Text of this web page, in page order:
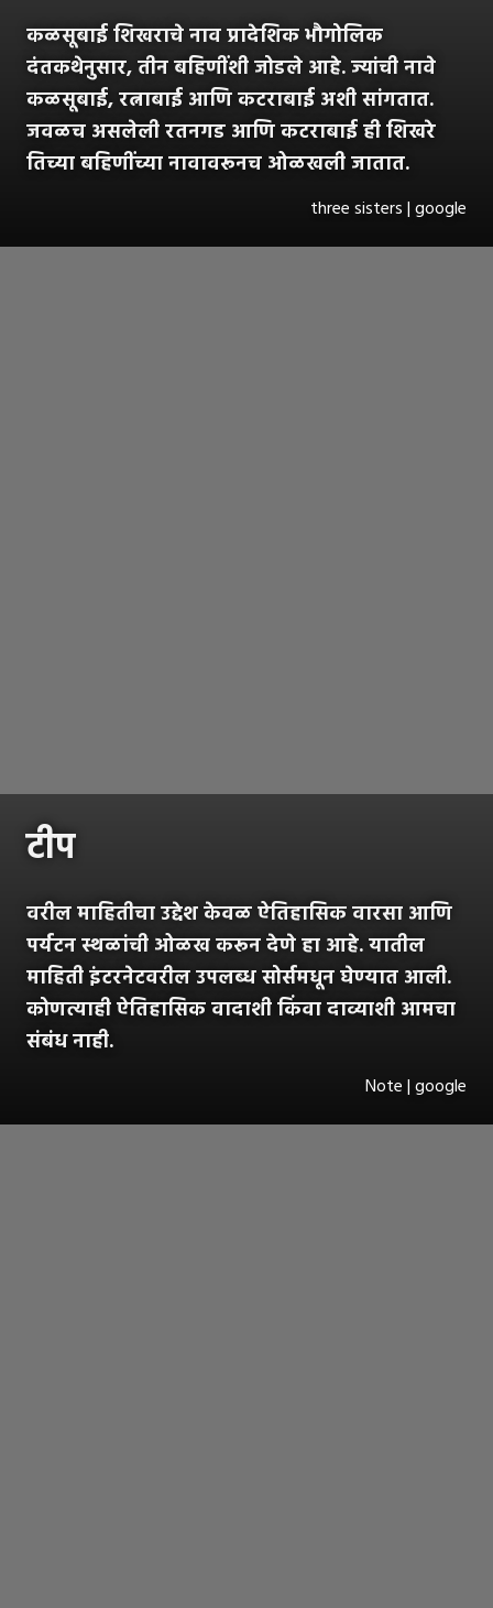
कळसूबाई शिखराचे नाव प्रादेशिक भौगोलिक
दंतकथेनुसार, तीन बहि‍णींशी जोडले आहे. ज्यांची नावे
कळसूबाई, रत्नाबाई आणि कटराबाई अशी सांगतात.
जवळच असलेली रतनगड आणि कटराबाई ही शिखरे
तिच्या बहिणींच्या नावावरूनच ओळखली जातात.
three sisters | google
टीप
वरील माहितीचा उद्देश केवळ ऐतिहासिक वारसा आणि
पर्यटन स्थळांची ओळख करून देणे हा आहे. यातील
माहिती इंटरनेटवरील उपलब्ध सोर्समधून घेण्यात आली.
कोणत्याही ऐतिहासिक वादाशी किंवा दाव्याशी आमचा
संबंध नाही.
Note | google